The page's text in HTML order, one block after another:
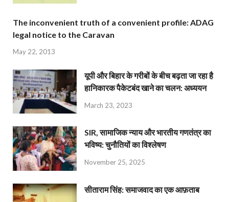
The inconvenient truth of a convenient profile: ADAG
legal notice to the Caravan
May 22, 2013
यूपी और बिहार के गरीबों के बीच बढ़ता जा रहा है
हानिकारक पैकेटबंद खाने का चलन: अध्ययन
March 23, 2023
SIR, सामाजिक न्याय और भारतीय गणतंत्र का
भविष्य: चुनौतियों का विश्लेषण
November 25, 2025
सीताराम सिंह: समाजवाद का एक आफ़ताब